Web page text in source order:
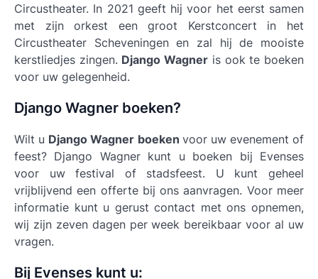
Circustheater. In 2021 geeft hij voor het eerst samen
met zijn orkest een groot Kerstconcert in het
Circustheater Scheveningen en zal hij de mooiste
kerstliedjes zingen. Django Wagner is ook te boeken
voor uw gelegenheid.
Django Wagner boeken?
Wilt u Django Wagner boeken voor uw evenement of
feest? Django Wagner kunt u boeken bij Evenses
voor uw festival of stadsfeest. U kunt geheel
vrijblijvend een offerte bij ons aanvragen. Voor meer
informatie kunt u gerust contact met ons opnemen,
wij zijn zeven dagen per week bereikbaar voor al uw
vragen.
Bij Evenses kunt u: